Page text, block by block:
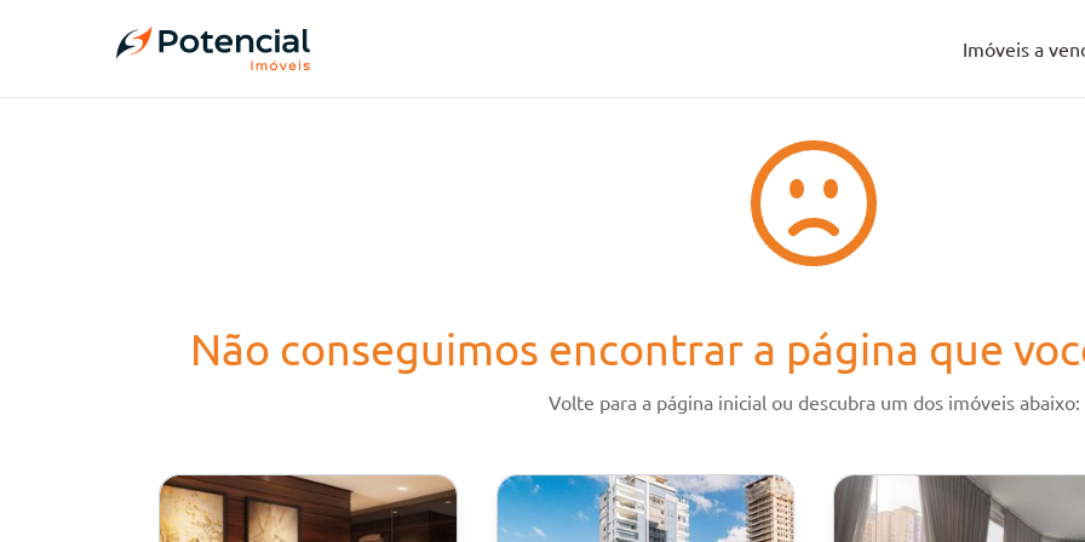
Imóveis a
Imóveis a
Não conseguimos encontrar a página que
Volte para a página inicial ou descubra um dos imóveis abaixo: